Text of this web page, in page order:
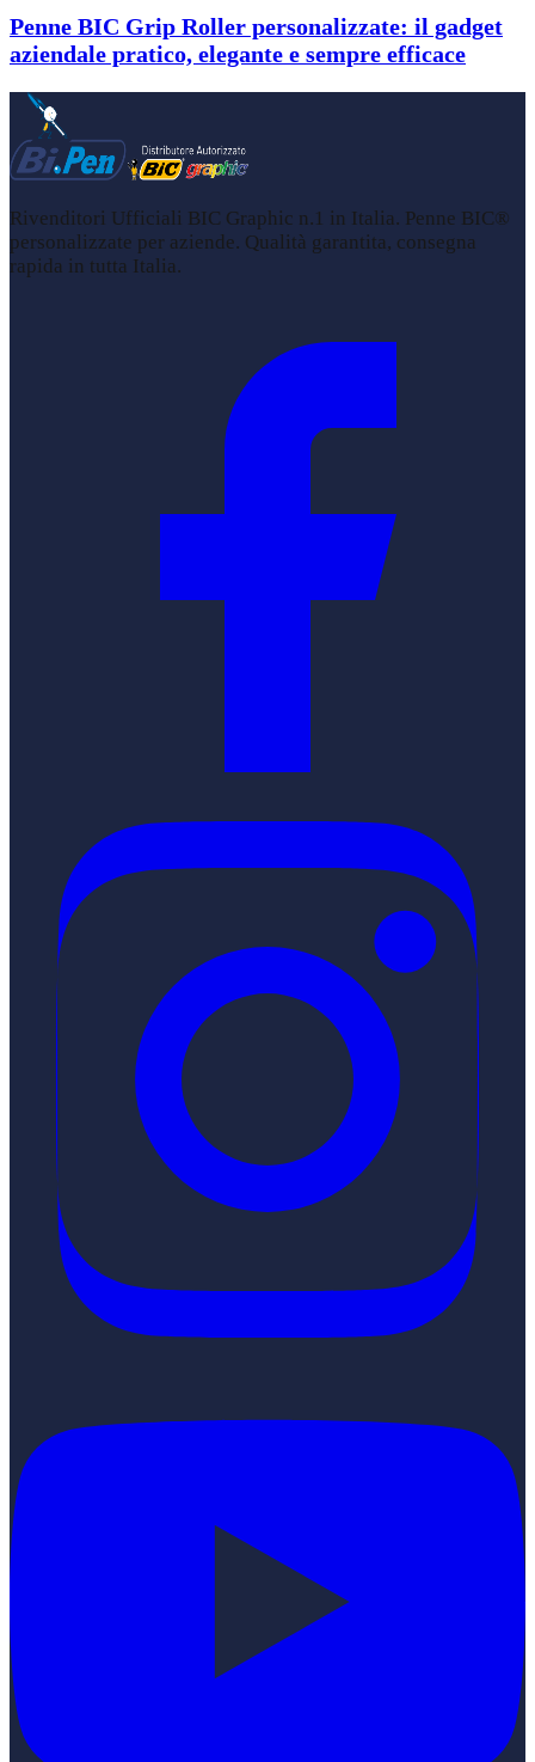
Penne BIC Grip Roller personalizzate: il gadget
aziendale pratico, elegante e sempre efficace
Rivenditori Ufficiali BIC Graphic n.1 in Italia. Penne BIC®
personalizzate per aziende. Qualità garantita, consegna
rapida in tutta Italia.